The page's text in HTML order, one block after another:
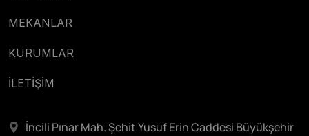
MEKANLAR
KURUMLAR
İLETİŞİM
İncili Pınar Mah. Şehit Yusuf Erin Caddesi Büyükşehir